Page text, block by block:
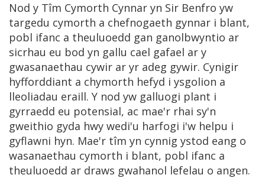
Nod y Tîm Cymorth Cynnar yn Sir Benfro yw
targedu cymorth a chefnogaeth gynnar i blant,
pobl ifanc a theuluoedd gan ganolbwyntio ar
sicrhau eu bod yn gallu cael gafael ar y
gwasanaethau cywir ar yr adeg gywir. Cynigir
hyfforddiant a chymorth hefyd i ysgolion a
lleoliadau eraill. Y nod yw galluogi plant i
gyrraedd eu potensial, ac mae'r rhai sy'n
gweithio gyda hwy wedi'u harfogi i'w helpu i
gyflawni hyn. Mae'r tîm yn cynnig ystod eang o
wasanaethau cymorth i blant, pobl ifanc a
theuluoedd ar draws gwahanol lefelau o angen.